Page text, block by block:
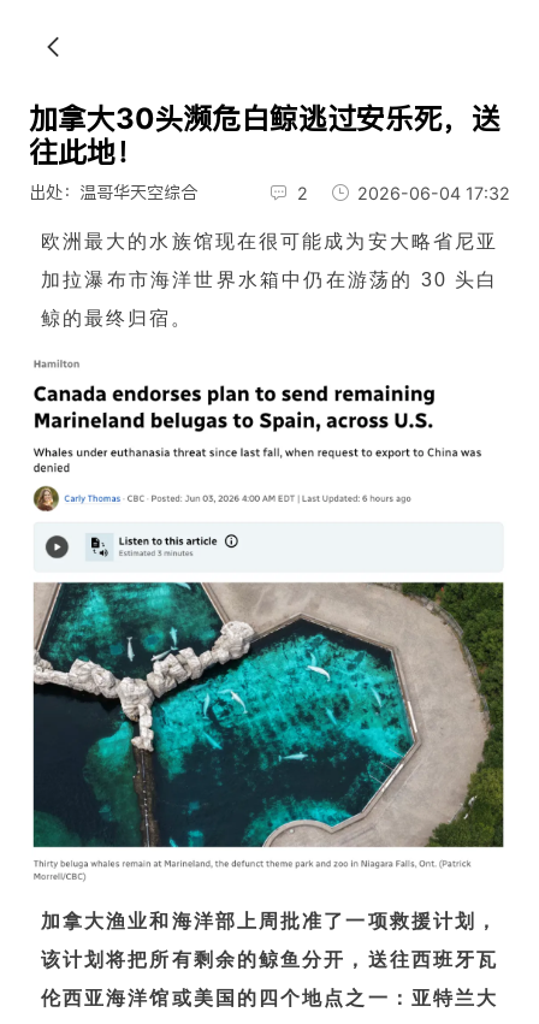
加拿大30头濒危白鲸逃过安乐死，送
往此地！
出处：温哥华天空综合 2 2026-06-04 17:32
欧洲最大的水族馆现在很可能成为安大略省尼亚
加拉瀑布市海洋世界水箱中仍在游荡的 30 头白
鲸的最终归宿。
加拿大渔业和海洋部上周批准了一项救援计划，
该计划将把所有剩余的鲸鱼分开，送往西班牙瓦
伦西亚海洋馆或美国的四个地点之一：亚特兰大